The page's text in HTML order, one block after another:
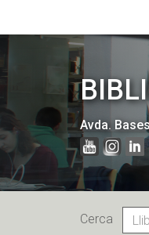
Avda.
Cerca